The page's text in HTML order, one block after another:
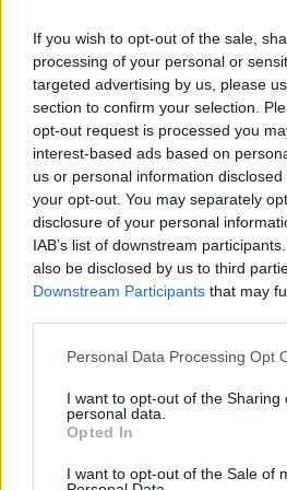
If you wish to opt-out of the sale,
processing of your personal or
targeted advertising by us, please
section to confirm your selection.
opt-out request is processed you
interest-based ads based on
us or personal information
your opt-out. You may separately
disclosure of your personal
IAB’s list of downstream
also be disclosed by us to third
Downstream Participants that may
Please note that this website/app
not limited to your visit or usage
grant or deny consent to Google
use your data for below specified
consent section.
Personal Data Processing Opt
I want to opt-out of the Sharing
personal data.
Opted In
I want to opt-out of the Sale of
παράνομων συνδρομητών.
Αναμένοντας τις ποινικές
απολογίες των
ανακριτή τις επόμενες
αρχών πλέον μπαίνει
λειτουργίας της
συνδρομητικών υπηρεσιών
ακολουθίας του χρήματος.
Από την μία, υπάρχει
περισσότερες περιπτώσεις
πυραμιδική εγκληματική
διακριτούς ρόλους